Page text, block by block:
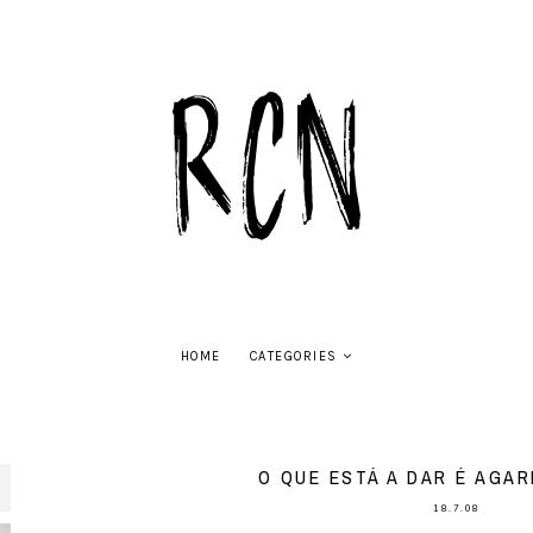
HOME CATEGORIES
O QUE ESTÁ A DAR É
18.7.08